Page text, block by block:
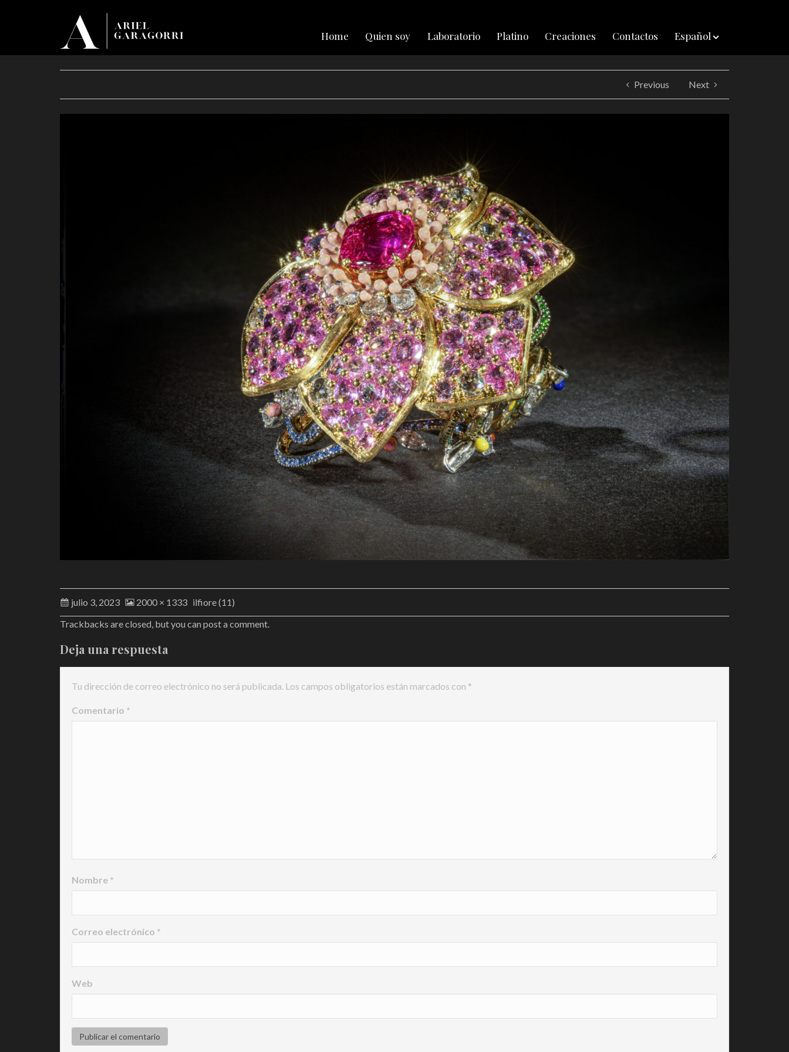
Home Quien soy Laboratorio Platino Creaciones Contactos Español
Previous Next
julio 3, 2023 2000 × 1333 ilfiore (11)
Trackbacks are closed, but you can post a comment
Deja una respuesta
Tu dirección de correo electrónico no será publicada. Los campos obligatorios están marcados con *
Comentario *
Nombre *
Correo electrónico *
Web